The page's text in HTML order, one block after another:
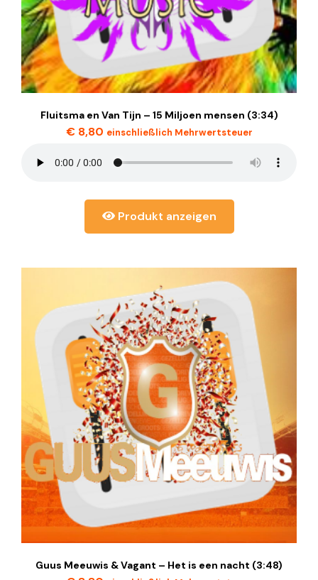
Fluitsma en Van Tijn – 15 Miljoen mensen (3:34)
€8,80 einschließlich Mehrwertsteuer
Produkt anzeigen
Guus Meeuwis & Vagant – Het is een nacht (3:48)